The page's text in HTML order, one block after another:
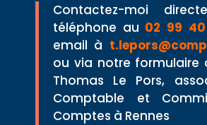
Contactez-moi
téléphone au 02 99
email à
ou via notre formulaire
Thomas Le Pors,
Comptable et
Comptes à Rennes